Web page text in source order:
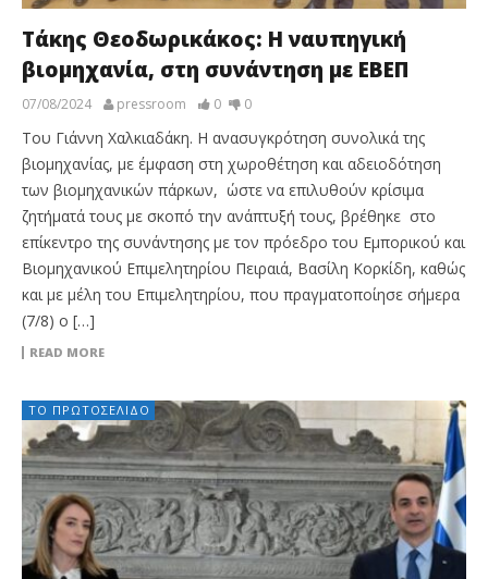
Τάκης Θεοδωρικάκος: Η ναυπηγική
βιομηχανία, στη συνάντηση με ΕΒΕΠ
07/08/2024 pressroom 0 0
Του Γιάννη Χαλκιαδάκη. Η ανασυγκρότηση συνολικά της
βιομηχανίας, με έμφαση στη χωροθέτηση και αδειοδότηση
των βιομηχανικών πάρκων, ώστε να επιλυθούν κρίσιμα
ζητήματά τους με σκοπό την ανάπτυξή τους, βρέθηκε στο
επίκεντρο της συνάντησης με τον πρόεδρο του Εμπορικού και
Βιομηχανικού Επιμελητηρίου Πειραιά, Βασίλη Κορκίδη, καθώς
και με μέλη του Επιμελητηρίου, που πραγματοποίησε σήμερα
(7/8) ο […]
READ MORE
ΤΟ ΠΡΩΤΟΣΈΛΙΔΟ